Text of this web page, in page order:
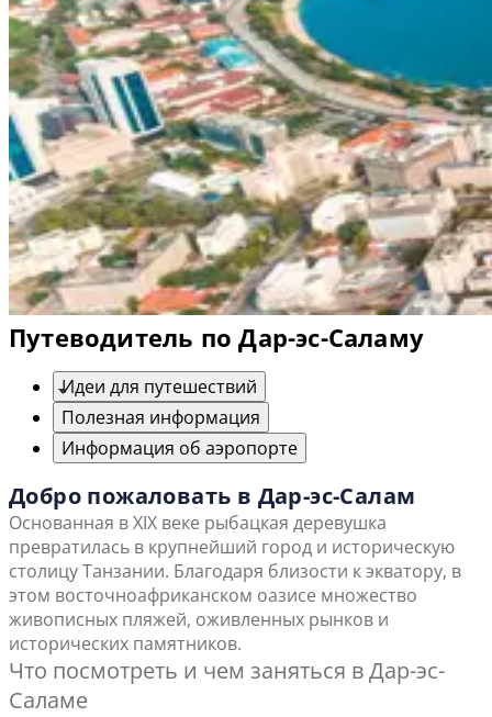
Путеводитель по Дар-эс-Саламу
Идеи для путешествий
Полезная информация
Информация об аэропорте
Добро пожаловать в Дар-эс-Салам
Основанная в XIX веке рыбацкая деревушка
превратилась в крупнейший город и историческую
столицу Танзании. Благодаря близости к экватору, в
этом восточноафриканском оазисе множество
живописных пляжей, оживленных рынков и
исторических памятников.
Что посмотреть и чем заняться в Дар-эс-
Саламе